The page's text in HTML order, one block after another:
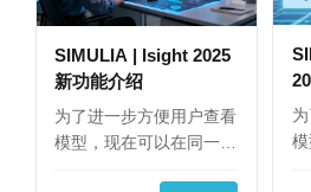
SIMULIA | Isight 2025
新功能介绍
为了进一步方便用户查看
模型，现在可以在同一